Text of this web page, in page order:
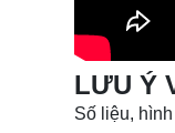
LƯU Ý
Số liệu,